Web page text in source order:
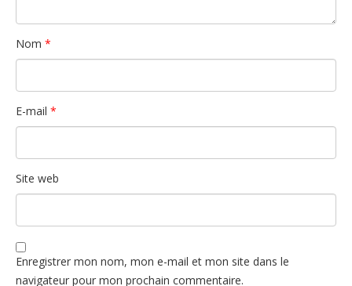
Nom *
E-mail *
Site web
Enregistrer mon nom, mon e-mail et mon site dans le
navigateur pour mon prochain commentaire.